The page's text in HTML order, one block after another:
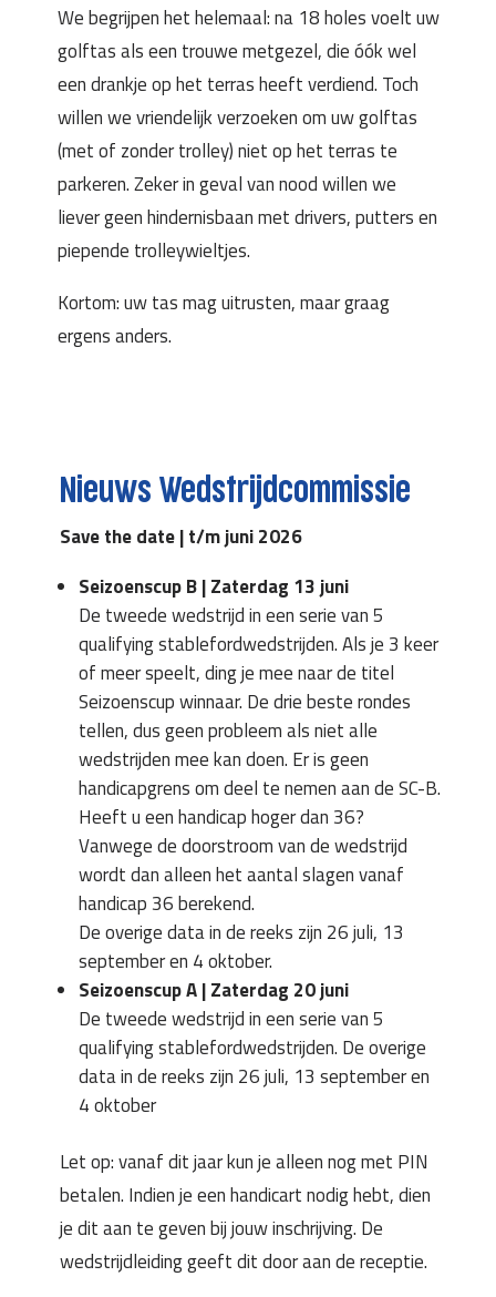
We begrijpen het helemaal: na 18 holes voelt uw
golftas als een trouwe metgezel, die óók wel
een drankje op het terras heeft verdiend. Toch
willen we vriendelijk verzoeken om uw golftas
(met of zonder trolley) niet op het terras te
parkeren. Zeker in geval van noodwillen we
liever geen hindernisbaan met drivers, putters en
piepende trolleywieltjes.
Kortom: uw tas mag uitrusten, maar graag
ergens anders.
Nieuws Wedstrijdcommissie
Save the date | t/m juni 2026
Seizoenscup B | Zaterdag 13 juni
De tweede wedstrijd in een serie van 5
qualifying stablefordwedstrijden. Als je 3 keer
of meer speelt, ding je mee naar de titel
Seizoenscup winnaar. De drie beste rondes
tellen, dus geen probleem als niet alle
wedstrijden mee kan doen. Er is geen
handicapgrens om deel te nemen aan de SC-B.
Heeft u een handicap hoger dan 36?
Vanwege de doorstroom van de wedstrijd
wordt dan alleen het aantal slagen vanaf
handicap 36 berekend.
De overige data in de reeks zijn 26 juli, 13
september en 4 oktober.
Seizoenscup A | Zaterdag 20 juni
De tweede wedstrijd in een serie van 5
qualifying stablefordwedstrijden. De overige
data in de reeks zijn 26 juli, 13 september en
4 oktober
Let op: vanaf dit jaar kun je alleen nog met PIN
betalen. Indien je een handicart nodig hebt, dien
je dit aan te geven bij jouw inschrijving. De
wedstrijdleiding geeft dit door aan de receptie.